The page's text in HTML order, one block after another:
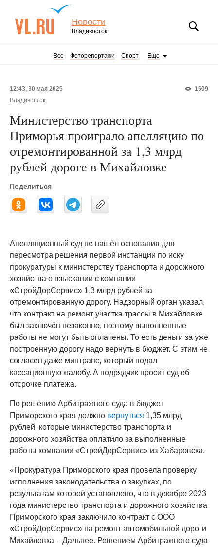
Новости
Владивосток
Все Фоторепортажи Спорт Еще
1509
12:43, 30 мая 2025
Владивосток
Министерство транспорта
Приморья проиграло апелляцию по
отремонтированной за 1,3 млрд
рублей дороге в Михайловке
Поделиться
Апелляционный суд не нашёл основания для
пересмотра решения первой инстанции по иску
прокуратуры к министерству транспорта и дорожного
хозяйства о взыскании с компании
«СтройДорСервис» 1,3 млрд рублей за
отремонтированную дорогу. Надзорный орган указал,
что контракт на ремонт участка трассы в Михайловке
был заключён незаконно, поэтому выполненные
работы не могут быть оплачены. То есть деньги за уже
построенную дорогу надо вернуть в бюджет. С этим не
согласен даже минтранс, который подал
кассационную жалобу. А подрядчик просит суд об
отсрочке платежа.
По решению Арбитражного суда в бюджет
Приморского края должно вернуться 1,35 млрд
рублей, которые министерство транспорта и
дорожного хозяйства оплатило за выполненные
работы компании «СтройДорСервис» из Хабаровска.
«Прокуратура Приморского края провела проверку
исполнения законодательства о закупках, по
результатам которой установлено, что в декабре 2023
года министерство транспорта и дорожного хозяйства
Приморского края заключило контракт с ООО
«СтройДорСервис» на ремонт автомобильной дороги
Михайловка – Дальнее. Решением Арбитражного суда